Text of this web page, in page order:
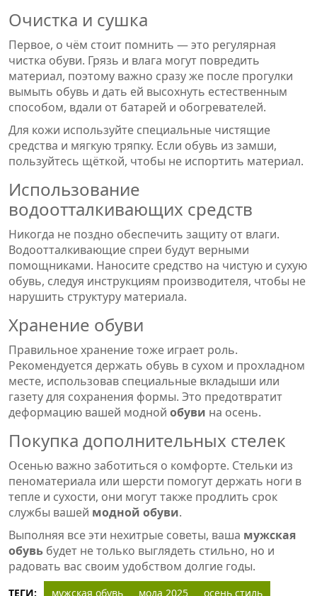
Очистка и сушка
Первое, о чём стоит помнить — это регулярная
чистка обуви. Грязь и влага могут повредить
материал, поэтому важно сразу же после прогулки
вымыть обувь и дать ей высохнуть естественным
способом, вдали от батарей и обогревателей.
Для кожи используйте специальные чистящие
средства и мягкую тряпку. Если обувь из замши,
пользуйтесь щёткой, чтобы не испортить материал.
Использование
водоотталкивающих средств
Никогда не поздно обеспечить защиту от влаги.
Водоотталкивающие спреи будут верными
помощниками. Наносите средство на чистую и сухую
обувь, следуя инструкциям производителя, чтобы не
нарушить структуру материала.
Хранение обуви
Правильное хранение тоже играет роль.
Рекомендуется держать обувь в сухом и прохладном
месте, использовав специальные вкладыши или
газету для сохранения формы. Это предотвратит
деформацию вашей модной обуви на осень.
Покупка дополнительных стелек
Осенью важно заботиться о комфорте. Стельки из
пеноматериала или шерсти помогут держать ноги в
тепле и сухости, они могут также продлить срок
службы вашей модной обуви.
Выполняя все эти нехитрые советы, ваша мужская
обувь будет не только выглядеть стильно, но и
радовать вас своим удобством долгие годы.
ТЕГИ: мужская обувь мода 2025 осень стиль